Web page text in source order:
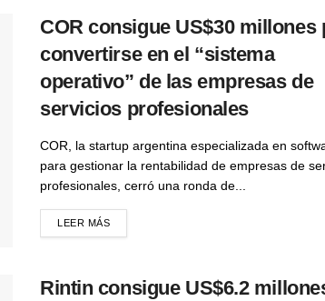
COR consigue US$30 millones
convertirse en el “sistema
operativo” de las empresas de
servicios profesionales
COR, la startup argentina especializada en
para gestionar la rentabilidad de empresas de
profesionales, cerró una ronda de...
LEER MÁS
Rintin consigue US$6.2